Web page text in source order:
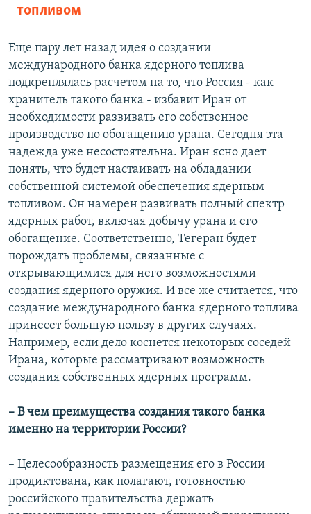
топливом
Еще пару лет назад идея о создании
международного банка ядерного топлива
подкреплялась расчетом на то, что Россия - как
хранитель такого банка - избавит Иран от
необходимости развивать его собственное
производство по обогащению урана. Сегодня эта
надежда уже несостоятельна. Иран ясно дает
понять, что будет настаивать на обладании
собственной системой обеспечения ядерным
топливом. Он намерен развивать полный спектр
ядерных работ, включая добычу урана и его
обогащение. Соответственно, Тегеран будет
порождать проблемы, связанные с
открывающимися для него возможностями
создания ядерного оружия. И все же считается, что
создание международного банка ядерного топлива
принесет большую пользу в других случаях.
Например, если дело коснется некоторых соседей
Ирана, которые рассматривают возможность
создания собственных ядерных программ.
– В чем преимущества создания такого банка
именно на территории России?
– Целесообразность размещения его в России
продиктована, как полагают, готовностью
российского правительства держать